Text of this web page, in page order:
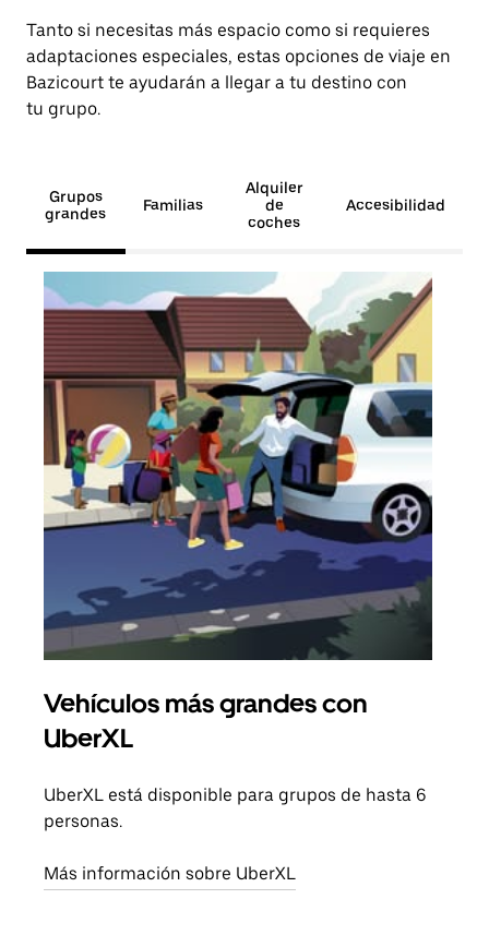
Tanto si necesitas más espacio como si requieres
adaptaciones especiales, estas opciones de viaje en
Bazicourt te ayudarán a llegar a tu destino con
tu grupo.
Grupos
grandes
Familias
Alquiler
de
coches
Accesibilidad
Vehículos más grandes con
UberXL
UberXL está disponible para grupos de hasta 6
personas.
Más información sobre UberXL